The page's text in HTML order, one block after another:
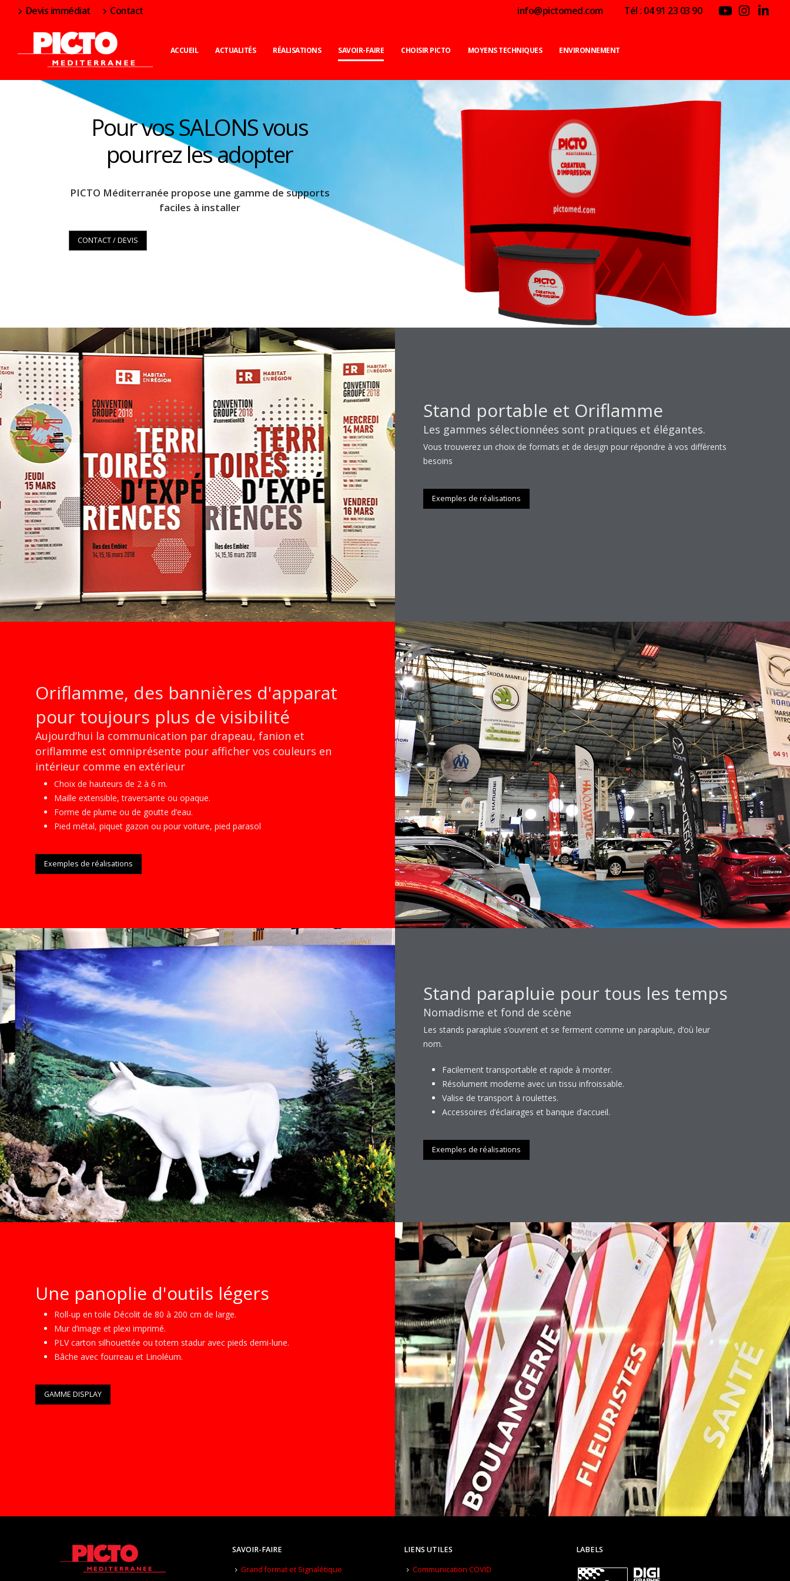
Devis immédiat Contact info@pictomed.com Tél : 04 91 23 03 90
ACCUEIL ACTUALITÉS RÉALISATIONS SAVOIR-FAIRE CHOISIR PICTO MOYENS TECHNIQUES ENVIRONNEMENT
Pour vos SALONS vous
pourrez les adopter
PICTO Méditerranée propose une gamme de supports
faciles à installer
CONTACT / DEVIS
Stand portable et Oriflamme
Les gammes sélectionnées sont pratiques et élégantes.
Vous trouverez un choix de formats et de design pour répondre à vos différents
besoins
Exemples de réalisations
Oriflamme, des bannières d'apparat
pour toujours plus de visibilité
Aujourd’hui la communication par drapeau, fanion et
oriflamme est omniprésente pour afficher vos couleurs en
intérieur comme en extérieur
Choix de hauteurs de 2 à 6 m.
Maille extensible, traversante ou opaque.
Forme de plume ou de goutte d’eau.
Pied métal, piquet gazon ou pour voiture, pied parasol
Exemples de réalisations
Stand parapluie pour tous les temps
Nomadisme et fond de scène
Les stands parapluie s’ouvrent et se ferment comme un parapluie, d’où leur
nom.
Facilement transportable et rapide à monter.
Résolument moderne avec un tissu infroissable.
Valise de transport à roulettes.
Accessoires d’éclairages et banque d’accueil.
Exemples de réalisations
Une panoplie d'outils légers
Roll-up en toile Décolit de 80 à 200 cm de large.
Mur d’image et plexi imprimé.
PLV carton silhouettée ou totem stadur avec pieds demi-lune.
Bâche avec fourreau et Linoléum.
GAMME DISPLAY
SAVOIR-FAIRE
Grand format et Signalétique
LIENS UTILES
Communication COVID
LABELS